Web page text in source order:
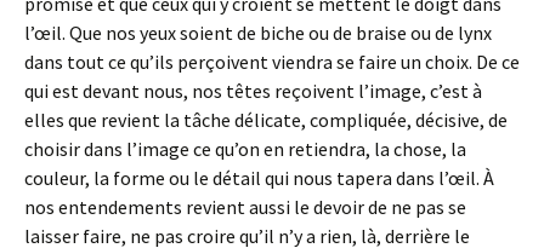
l’œil. Que nos yeux soient de biche ou de braise ou de lynx
dans tout ce qu’ils perçoivent viendra se faire un choix. De ce
qui est devant nous, nos têtes reçoivent l’image, c’est à
elles que revient la tâche délicate, compliquée, décisive, de
choisir dans l’image ce qu’on en retiendra, la chose, la
couleur, la forme ou le détail qui nous tapera dans l’œil. À
nos entendements revient aussi le devoir de ne pas se
laisser faire, ne pas croire qu’il n’y a rien, là, derrière le